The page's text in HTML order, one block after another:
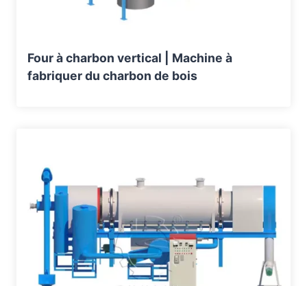
Four à charbon vertical | Machine à
fabriquer du charbon de bois